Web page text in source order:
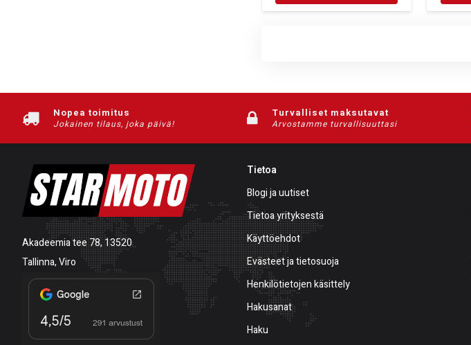
Nopea toimitus
Jokainen tilaus, joka päivä!
Turvalliset maksutavat
Arvostamme turvallisuuttasi
Akadeemia tee 78, 13520
Tallinna, Viro
Tietoa
Blogi ja uutiset
Tietoa yrityksestä
Käyttöehdot
Evästeet ja tietosuoja
Henkilötietojen käsittely
Hakusanat
Haku